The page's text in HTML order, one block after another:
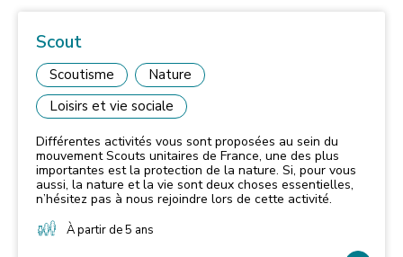
Scout
Scoutisme
Nature
Loisirs et vie sociale
Différentes activités vous sont proposées au sein du
mouvement Scouts unitaires de France, une des plus
importantes est la protection de la nature. Si, pour vous
aussi, la nature et la vie sont deux choses essentielles,
n’hésitez pas à nous rejoindre lors de cette activité.
À partir de 5 ans